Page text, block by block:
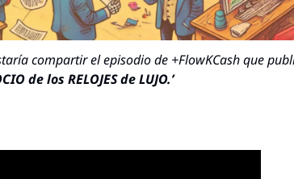
compartir el episodio de +FlowKCash que
de los RELOJES de LUJO.’